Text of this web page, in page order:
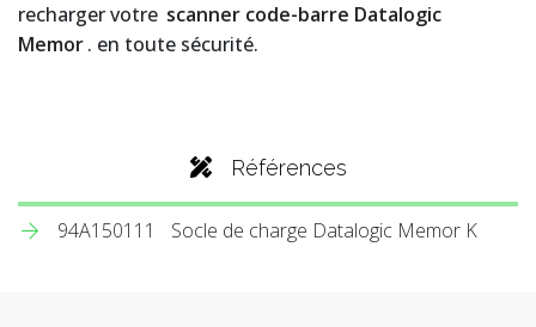
recharger votre scanner code-barre Datalogic
Memor. en toute sécurité.
Références
94A150111 Socle de charge Datalogic Memor K